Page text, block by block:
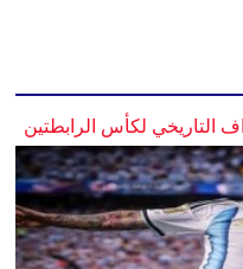
التاريخي لكأس الرابطتين